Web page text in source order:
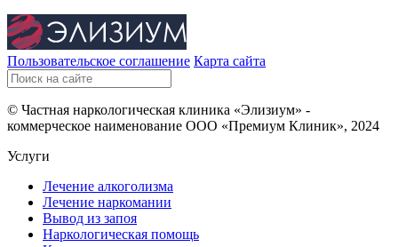
Пользовательское соглашение Карта сайта
© Частная наркологическая клиника «Элизиум» -
коммерческое наименование ООО «Премиум Клиник», 2024
Услуги
Лечение алкоголизма
Лечение наркомании
Вывод из запоя
Наркологическая помощь